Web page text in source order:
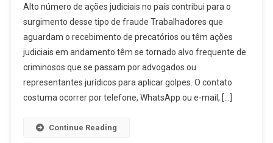
Alto número de ações judiciais no país contribui para o
surgimento desse tipo de fraude Trabalhadores que
aguardam o recebimento de precatórios ou têm ações
judiciais em andamento têm se tornado alvo frequente de
criminosos que se passam por advogados ou
representantes jurídicos para aplicar golpes. O contato
costuma ocorrer por telefone, WhatsApp ou e-mail, […]
Continue Reading